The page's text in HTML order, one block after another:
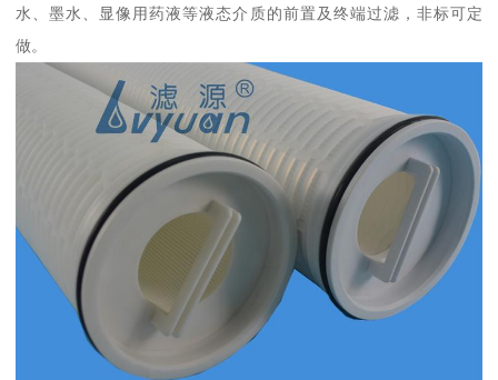
水、墨水、显像用药液等液态介质的前置及终端过滤，非标可定
做。